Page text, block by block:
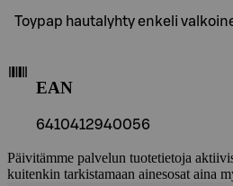
Toypap hautalyhty enkeli
EAN
6410412940056
Päivitämme palvelun tuotetietoja
kuitenkin tarkistamaan ainesosat aina